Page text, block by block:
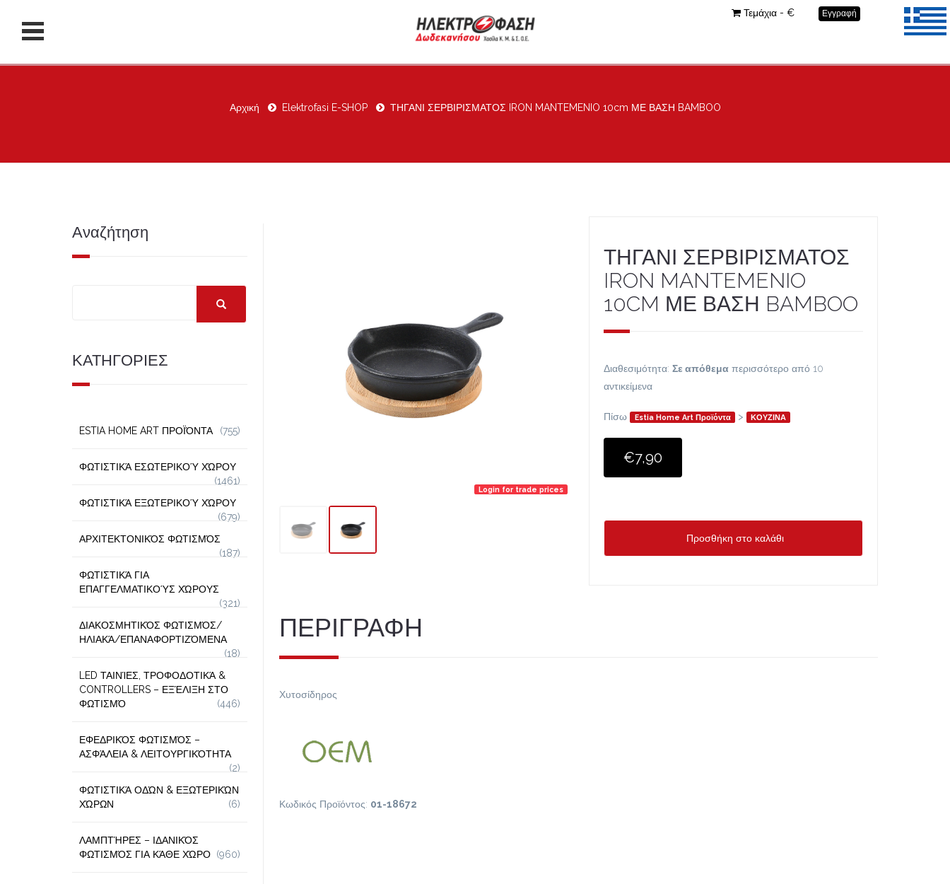
Εγγραφή
Τεμάχια - €
Αρχική Elektrofasi E-SHOP ΤΗΓΑΝΙ ΣΕΡΒΙΡΙΣΜΑΤΟΣ IRON MANTEMENIO 10cm ΜΕ ΒΑΣΗ BAMBOO
Login for trade prices
ΤΗΓΑΝΙ ΣΕΡΒΙΡΙΣΜΑΤΟΣ
IRON MANTEMENIO
10CM ΜΕ ΒΑΣΗ BAMBOO
Διαθεσιμότητα:Σε απόθεμα περισσότερο από 10
αντικείμενα
Πίσω Estia Home Art Προϊόντα > ΚΟΥΖΙΝΑ
€7,90
Προσθήκη στο καλάθι
ΠΕΡΙΓΡΑΦΗ
Χυτοσίδηρος
Κωδικός Προϊόντος: 01-18672
Αναζήτηση
ΚΑΤΗΓΟΡΙΕΣ
ESTIA HOME ART ΠΡΟΪΌΝΤΑ (755)
ΦΩΤΙΣΤΙΚΆ ΕΣΩΤΕΡΙΚΟΎ ΧΏΡΟΥ
(1461)
ΦΩΤΙΣΤΙΚΆ ΕΞΩΤΕΡΙΚΟΎ ΧΏΡΟΥ
(679)
ΑΡΧΙΤΕΚΤΟΝΙΚΌΣ ΦΩΤΙΣΜΌΣ
(187)
ΦΩΤΙΣΤΙΚΆ ΓΙΑ
ΕΠΑΓΓΕΛΜΑΤΙΚΟΎΣ ΧΏΡΟΥΣ
(321)
ΔΙΑΚΟΣΜΗΤΙΚΌΣ ΦΩΤΙΣΜΌΣ/
ΗΛΙΑΚΆ/ΕΠΑΝΑΦΟΡΤΙΖΌΜΕΝΑ
(18)
LED ΤΑΙΝΊΕΣ, ΤΡΟΦΟΔΟΤΙΚΆ &
CONTROLLERS – ΕΞΈΛΙΞΗ ΣΤΟ
ΦΩΤΙΣΜΌ
(446)
ΕΦΕΔΡΙΚΌΣ ΦΩΤΙΣΜΌΣ –
ΑΣΦΆΛΕΙΑ & ΛΕΙΤΟΥΡΓΙΚΌΤΗΤΑ
(2)
ΦΩΤΙΣΤΙΚΆ ΟΔΏΝ & ΕΞΩΤΕΡΙΚΏΝ
ΧΏΡΩΝ
(6)
ΛΑΜΠΤΉΡΕΣ – ΙΔΑΝΙΚΌΣ
ΦΩΤΙΣΜΌΣ ΓΙΑ ΚΆΘΕ ΧΏΡΟ (960)